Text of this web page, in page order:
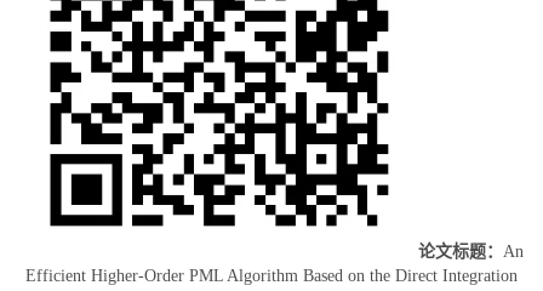
论文标题： An
Efficient Higher-Order PML Algorithm Based on the Direct Integration